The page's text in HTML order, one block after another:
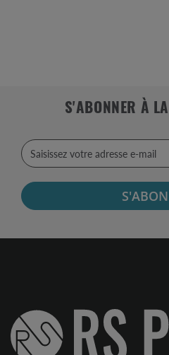
S'ABONNER À LA